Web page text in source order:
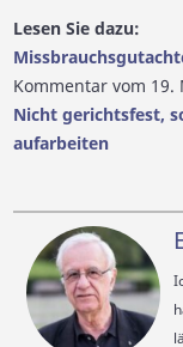
Lesen Sie dazu:
Kommentar vom 19.
Nicht gerichtsfest,
aufarbeiten